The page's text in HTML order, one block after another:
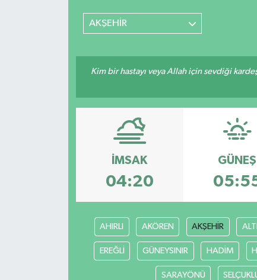
AKŞEHİR
Kim bir hastayı veya Allah için sevdiği
İMSAK
04:20
GÜNEŞ
AHIRLI AKÖREN AKŞEHİR
EREĞLİ GÜNEYSINIR HADİM
SARAYÖNÜ
GÜNDEM
Son Dakika Haberleri